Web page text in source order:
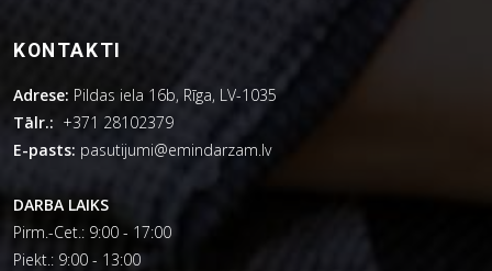
KONTAKTI
Adrese: Pildas iela 16b, Rīga, LV-1035
Tālr.: +371 28102379
E-pasts: pasutijumi@emindarzam.lv
DARBA LAIKS
Pirm.-Cet.: 9:00 - 17:00
Piekt.: 9:00 - 13:00